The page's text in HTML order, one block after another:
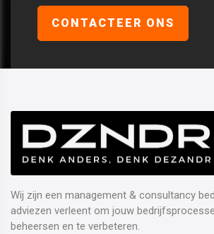
CONTACTEER ONS
Wij zijn een management & consultancy
adviezen verleent om jouw
beheersen en te verbeteren.